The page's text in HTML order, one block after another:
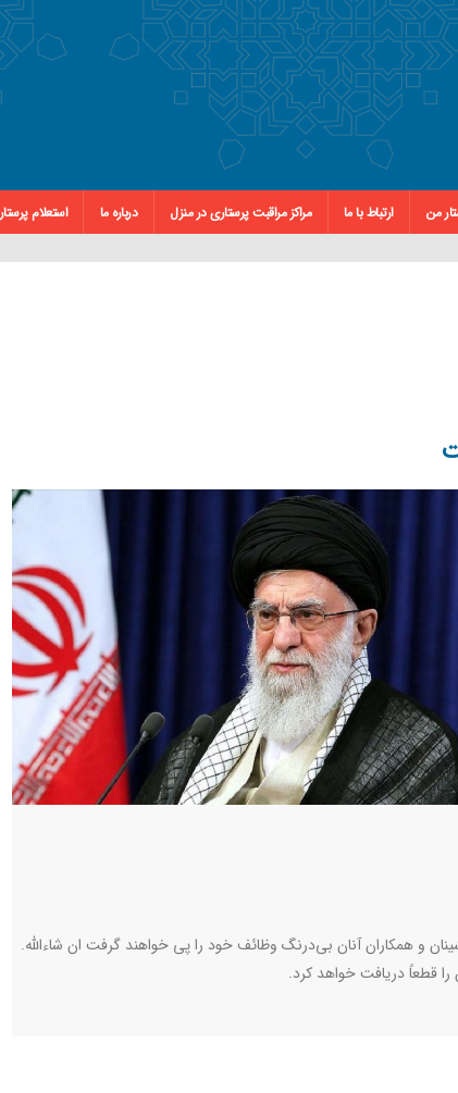
من ارتباط با ما مراکز مراقبت پرستاری در منزل درباره ما استعلام پرستار
و همکاران آنان بی‌درنگ وظائف خود را پی خواهند گرفت ان شاء‌الله.
قطعاً دریافت خواهد کرد.